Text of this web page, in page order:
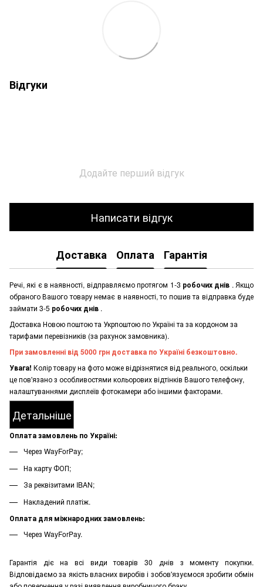
Відгуки
Додайте перший відгук
Написати відгук
Доставка Оплата Гарантія
Речі, які є в наявності, відправляємо протягом 1-3 робочих днів . Якщо
обраного Вашого товару немає в наявності, то пошив та відправка буде
займати 3-5 робочих днів .
Доставка Новою поштою та Укрпоштою по Україні та за кордоном за
тарифами перевізників (за рахунок замовника).
При замовленні від 5000 грн доставка по Україні безкоштовно.
Увага! Колір товару на фото може відрізнятися від реального, оскільки
це пов'язано з особливостями кольорових відтінків Вашого телефону,
налаштуваннями дисплеїв фотокамери або іншими факторами.
Детальніше
Оплата замовлень по Україні:
Через WayForPay;
На карту ФОП;
За реквізитами IBAN;
Накладений платіж.
Оплата для міжнародних замовлень:
Через WayForPay.
Гарантія діє на всі види товарів 30 днів з моменту покупки.
Відповідаємо за якість власних виробів і зобов'язуємося зробити обмін